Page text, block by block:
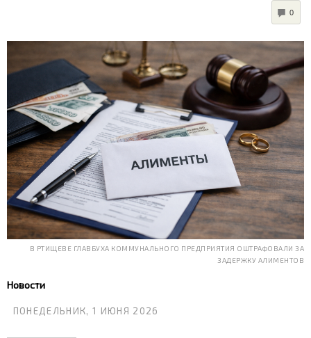
0
В РТИЩЕВЕ ГЛАВБУХА КОММУНАЛЬНОГО ПРЕДПРИЯТИЯ ОШТРАФОВАЛИ ЗА
ЗАДЕРЖКУ АЛИМЕНТОВ
Новости
ПОНЕДЕЛЬНИК, 1 ИЮНЯ 2026